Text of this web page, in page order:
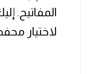
المفاتيح.
لاختيار